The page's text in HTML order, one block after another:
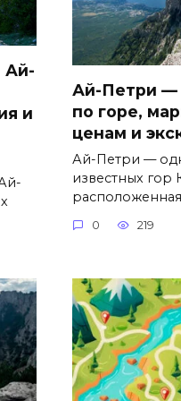
Ай-
и
Ай-Петри —
по горе,
ценам и
Ай-Петри —
известных гор
расположенная
0 219